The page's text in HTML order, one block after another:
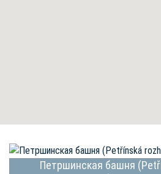
Петршинская башня